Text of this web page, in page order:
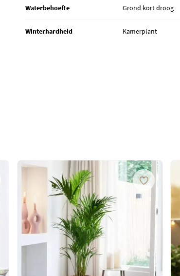
Waterbehoefte Grond kort droog
Winterhardheid Kamerplant